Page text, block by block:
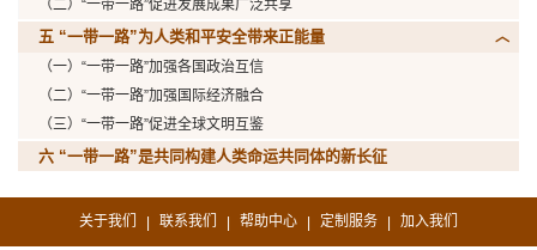
（二）“一带一路”促进发展成果广泛共享
五 “一带一路”为人类和平安全带来正能量
（一）“一带一路”加强各国政治互信
（二）“一带一路”加强国际经济融合
（三）“一带一路”促进全球文明互鉴
六 “一带一路”是共同构建人类命运共同体的新长征
关于我们 | 联系我们 | 帮助中心 | 定制服务 | 加入我们